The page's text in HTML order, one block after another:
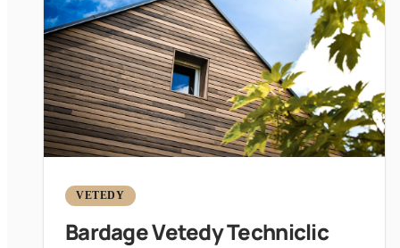
VETEDY
Bardage Vetedy Techniclic